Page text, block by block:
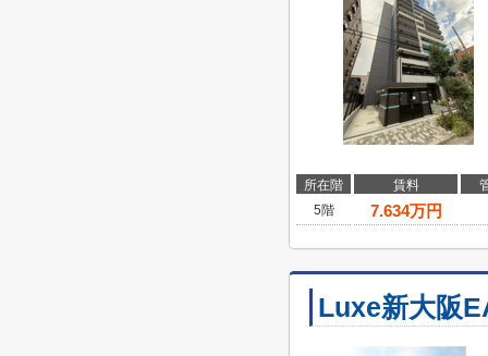
所在階 賃料
5階
7.634万円
Luxe新大阪